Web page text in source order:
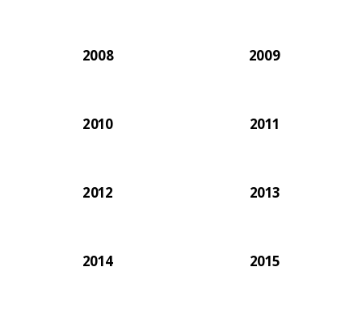
2008 2009
2010 2011
2012 2013
2014 2015